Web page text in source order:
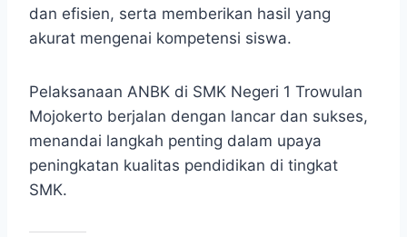
dan efisien, serta memberikan hasil yang
akurat mengenai kompetensi siswa.
Pelaksanaan ANBK di SMK Negeri 1 Trowulan
Mojokerto berjalan dengan lancar dan sukses,
menandai langkah penting dalam upaya
peningkatan kualitas pendidikan di tingkat
SMK.